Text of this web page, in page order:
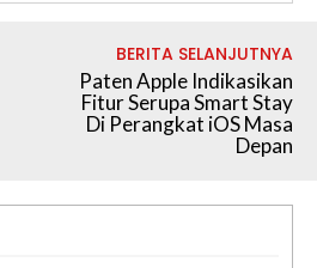
BERITA SELANJUTNYA
Paten Apple Indikasikan
Fitur Serupa Smart Stay
Di Perangkat iOS Masa
Depan